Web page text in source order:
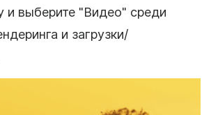
и выберите "Видео" среди
и загрузки/